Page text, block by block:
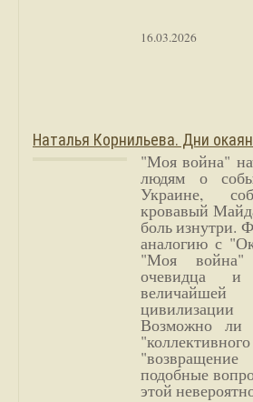
16.03.2026
Наталья Корнильева. Дни
"Моя война"
людям о
Украине,
кровавый
боль изнутри.
аналогию с
"Моя война"
очевидца и
цивилизации
Возможно ли
подобные
этой